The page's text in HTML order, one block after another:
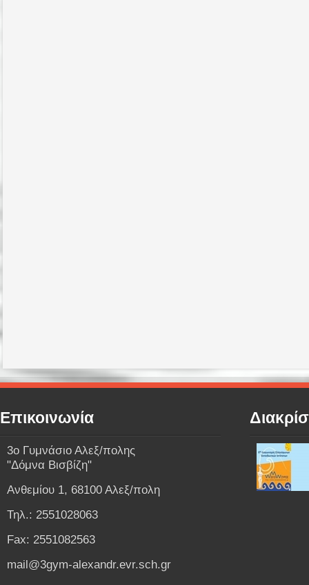
Επικοινωνία
3o Γυμνάσιο Αλεξ/πολης
"Δόμνα Βισβίζη"
Ανθεμίου 1, 68100 Αλεξ/πολη
Τηλ.: 2551028063
Fax: 2551082563
mail@3gym-alexandr.evr.sch.gr